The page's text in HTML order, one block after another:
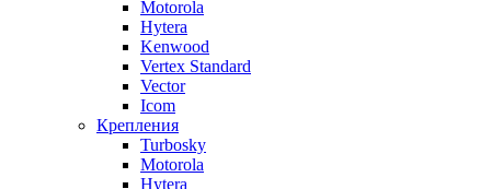
Motorola
Hytera
Kenwood
Vertex Standard
Vector
Icom
Крепления
Turbosky
Motorola
Hytera